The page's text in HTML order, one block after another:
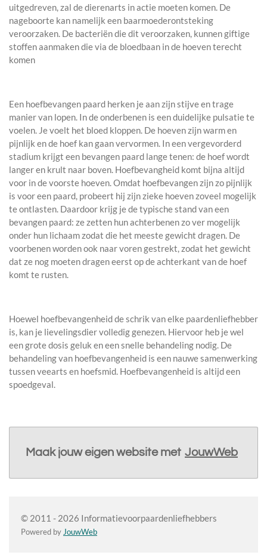
uitgedreven, zal de dierenarts in actie moeten komen. De
nageboorte kan namelijk een baarmoederontsteking
veroorzaken. De bacteriën die dit veroorzaken, kunnen giftige
stoffen aanmaken die via de bloedbaan in de hoeven terecht
komen
Een hoefbevangen paard herken je aan zijn stijve en trage
manier van lopen. In de onderbenen is een duidelijke pulsatie te
voelen. Je voelt het bloed kloppen. De hoeven zijn warm en
pijnlijk en de hoef kan gaan vervormen. In een vergevorderd
stadium krijgt een bevangen paard lange tenen: de hoef wordt
langer en krult naar boven. Hoefbevangheid komt bijna altijd
voor in de voorste hoeven. Omdat hoefbevangen zijn zo pijnlijk
is voor een paard, probeert hij zijn zieke hoeven zoveel mogelijk
te ontlasten. Daardoor krijg je de typische stand van een
bevangen paard: ze zetten hun achterbenen zo ver mogelijk
onder hun lichaam zodat die het meeste gewicht dragen. De
voorbenen worden ook naar voren gestrekt, zodat het gewicht
dat ze nog moeten dragen eerst op de achterkant van de hoef
komt te rusten.
Hoewel hoefbevangenheid de schrik van elke paardenliefhebber
is, kan je lievelingsdier volledig genezen. Hiervoor heb je wel
een grote dosis geluk en een snelle behandeling nodig. De
behandeling van hoefbevangenheid is een nauwe samenwerking
tussen veearts en hoefsmid. Hoefbevangenheid is altijd een
spoedgeval.
Maak jouw eigen website met JouwWeb
© 2011 - 2026 Informatievoorpaardenliefhebbers
Powered by JouwWeb